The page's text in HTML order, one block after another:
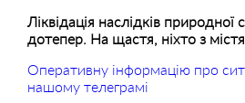
Ліквідація наслідків природної
дотепер. На щастя, ніхто з
Оперативну інформацію про
нашому телеграмі